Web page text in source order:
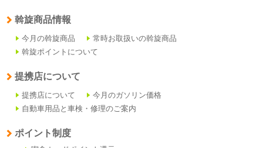
斡旋商品情報
今月の斡旋商品
常時お取扱いの斡旋商品
斡旋ポイントについて
提携店について
提携店について
今月のガソリン価格
自動車用品と車検・修理のご案内
ポイント制度